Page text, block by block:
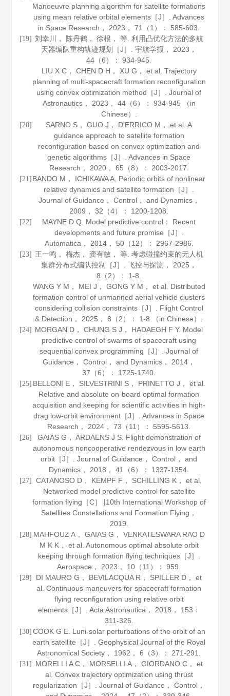
Manoeuvre planning algorithm for satellite formations
using mean relative orbital elements［J］.Advances
in Space Research ， 2023 ，71 （1）： 585-603.
[19] 刘幸川， 陈丹鹤， 徐根， 等. 利用凸优化方法的多航
天器编队重构轨迹规划［J］.宇航学报 ， 2023 ，
44 （6）： 934-945.
LIU X C， CHEN D H， XU G， et al. Trajectory
planning of multi-spacecraft formation reconfiguration
using convex optimization method［J］.Journal of
Astronautics， 2023 ， 44（6）： 934-945 （in
Chinese）.
[20]
SARNO S， GUO J， D’ERRICO M， et al. A
guidance approach to satellite formation
reconfiguration based on convex optimization and
genetic algorithms［J］.Advances in Space
Research ， 2020， 65 （8）： 2003-2017.
[21] BANDO M， ICHIKAWA A. Periodic orbits of nonlinear
relative dynamics and satellite formation［J］.
Journal of Guidance， Control， and Dynamics，
2009 ，32 （4）： 1200-1208.
[22]
MAYNE D Q. Model predictive control： Recent
developments and future promise［J］.
Automatica ， 2014， 50（12）： 2967-2986.
[23] 王一鸣， 梅杰， 龚有敏， 等. 考虑碰撞约束的无人机
集群分布式编队控制［J］.飞控与探测 ， 2025 ，
8 （2）： 1-8.
WANG Y M， MEI J， GONG Y M， et al. Distributed
formation control of unmanned aerial vehicle clusters
considering collision constraints［J］. Flight Control
& Detection ， 2025 ，8 （2）： 1-8 （in Chinese）.
[24] MORGAN D， CHUNG S J， HADAEGH F Y. Model
predictive control of swarms of spacecraft using
sequential convex programming［J］.Journal of
Guidance， Control， and Dynamics ， 2014 ，
37 （6）： 1725-1740.
[25] BELLONI E， SILVESTRINI S， PRINETTO J， et al.
Relative and absolute on-board optimal formation
acquisition and keeping for scientific activities in high-
drag low-orbit environment［J］.Advances in Space
Research ， 2024 ，73 （11）： 5595-5613.
[26]
GAIAS G， ARDAENS J S. Flight demonstration of
autonomous noncooperative rendezvous in low earth
orbit［J］.Journal of Guidance， Control， and
Dynamics ， 2018 ，41 （6）： 1337-1354.
[27]
CATANOSO D， KEMPF F， SCHILLING K， et al.
Networked model predictive control for satellite
formation flying［C］∥10th International Workshop of
Satellites Constellations and Formation Flying，
2019
[28] MAHFOUZ A， GAIAS G， VENKATESWARA RAO D
M K K， et al. Autonomous optimal absolute orbit
keeping through formation flying techniques［J］.
Aerospace ， 2023 ， 10 （11）： 959.
[29]
DI MAURO G， BEVILACQUA R， SPILLER D， et
al. Continuous maneuvers for spacecraft formation
flying reconfiguration using relative orbit
elements［J］. Acta Astronautica ， 2018 ， 153 ：
311-326.
[30] COOK G E. Luni-solar perturbations of the orbit of an
earth satellite［J］.Geophysical Journal of the Royal
Astronomical Society ， 1962 ，6 （3）： 271-291.
[31]
MORELLI A C， MORSELLI A， GIORDANO C， et
al. Convex trajectory optimization using thrust
regularization［J］.Journal of Guidance， Control，